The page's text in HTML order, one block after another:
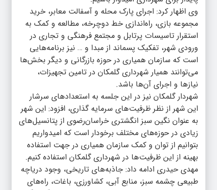
وی اظهار کرد: اجرای پارک محله و آسفالت معابر، خرید
مجموعه بازی، راه‌اندازی خط دوچرخه، مطالعه و کمک به
استقرار تاسیسات پرتابل و مجتمع فرهنگی و تجاری در
ورودی شهر، تفکیک پسماند از مبدا و … نیز برنامه‌هایی
است که سازمان همیاری در حوزه بازرگانی و دیگر بخش‌ها
می‌توانند همیار شهرداری گلمکان در تامین تجهیزات،
نیازها و اجرای آن‌ها باشد.
شهردار گلمکان نیز در این جلسه به استعدادهای سرشار
این شهر از نظر ظرفیت‌های سرمایه گذاری، افزود: این شهر
به عنوان نگین سبز انگشتری خراسان‌رضوی از پتانسیل‌های
زیادی در حوزه‌های مختلف برخودار است که امیدواریم
بتوانیم از توان و کمک سازمان همیاری در جهت استفاده
بهینه از این ظرفیت‌ها در شهرداری گلمکان استفاده کنیم.
مهدی حیدری ادامه داد: جاذبه‌های تاریخی، وجود دریاچه
طبیعی چشمه سبز، منابع آبی، کشاورزی، باغات، راه‌های